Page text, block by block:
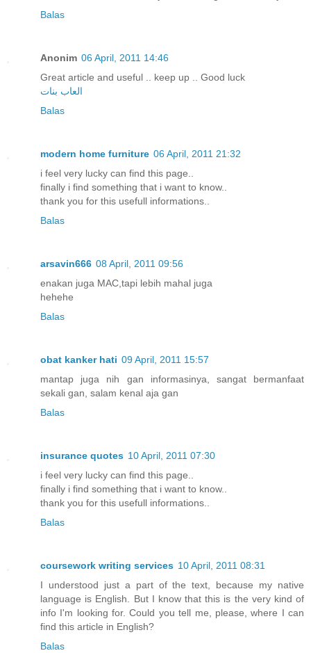
Balas
Anonim 06 April, 2011 14:46
Great article and useful .. keep up .. Good luck
العاب بنات
Balas
modern home furniture 06 April, 2011 21:32
i feel very lucky can find this page..
finally i find something that i want to know..
thank you for this usefull informations..
Balas
arsavin666 08 April, 2011 09:56
enakan juga MAC,tapi lebih mahal juga
hehehe
Balas
obat kanker hati 09 April, 2011 15:57
mantap juga nih gan informasinya, sangat bermanfaat
sekali gan, salam kenal aja gan
Balas
insurance quotes 10 April, 2011 07:30
i feel very lucky can find this page..
finally i find something that i want to know..
thank you for this usefull informations..
Balas
coursework writing services 10 April, 2011 08:31
I understood just a part of the text, because my native
language is English. But I know that this is the very kind of
info I'm looking for. Could you tell me, please, where I can
find this article in English?
Balas